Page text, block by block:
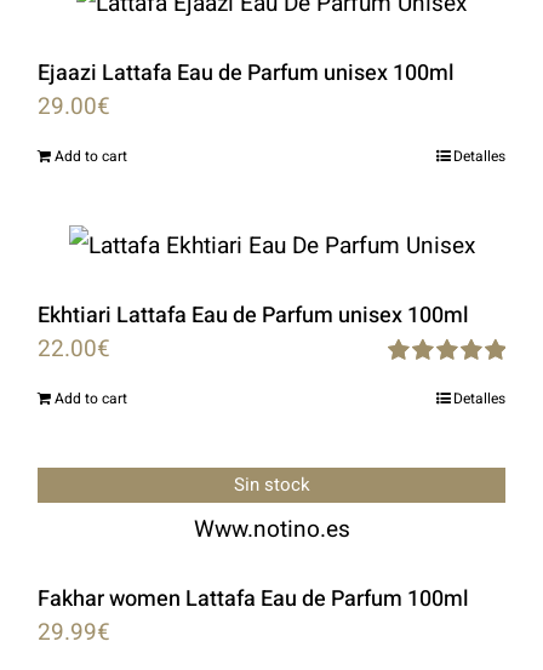
Ejaazi Lattafa Eau de Parfum unisex 100ml
29.00€
Add to cart Detalles
Ekhtiari Lattafa Eau de Parfum unisex 100ml
out of 5
22.00€
Add to cart Detalles
Sin stock
Fakhar women Lattafa Eau de Parfum 100ml
29.99€